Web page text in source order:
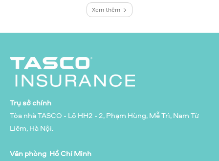
Xem thêm
Trụ sở chính
Tòa nhà TASCO - Lô HH2 - 2, Phạm Hùng, Mễ Trì, Nam Từ
Liêm, Hà Nội.
Văn phòng Hồ Chí Minh